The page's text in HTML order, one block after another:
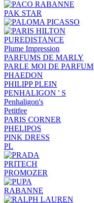
PAK STAR
PUREDISTANCE
Plume Impression
PARFUMS DE MARLY
PARLE MOI DE PARFUM
PHAEDON
PHILIPP PLEIN
PENHALIGON ' S
Penhaligon's
Petitfee
PARIS CORNER
PHELIPOS
PINK DRESS
PL
PRITECH
PROMOZER
RABANNE